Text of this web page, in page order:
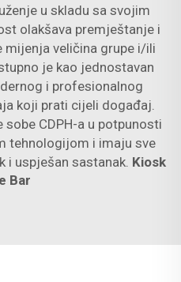
u skladu sa svojim
olakšava premještanje i
mijenja veličina grupe i/ili
je kao jednostavan
i profesionalnog
koji prati cijeli događaj.
CDPH-a u potpunosti
tehnologijom i imaju sve
i uspješan sastanak. Kiosk
Bar